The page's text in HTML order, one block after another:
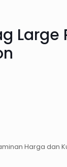
Large
Harga dan